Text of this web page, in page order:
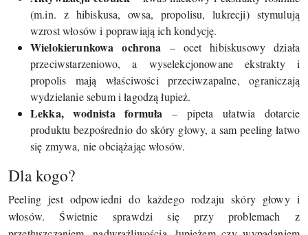
(m.in. z hibiskusa, owsa, propolisu, lukrecji) stymulują
wzrost włosów i poprawiają ich kondycję.
Wielokierunkowa ochrona – ocet hibiskusowy działa
przeciwstarzeniowo, a wyselekcjonowane ekstrakty i
propolis mają właściwości przeciwzapalne, ograniczają
wydzielanie sebum i łagodzą łupież.
Lekka, wodnista formuła – pipeta ułatwia dotarcie
produktu bezpośrednio do skóry głowy, a sam peeling łatwo
się zmywa, nie obciążając włosów.
Dla kogo?
Peeling jest odpowiedni do każdego rodzaju skóry głowy i
włosów. Świetnie sprawdzi się przy problemach z